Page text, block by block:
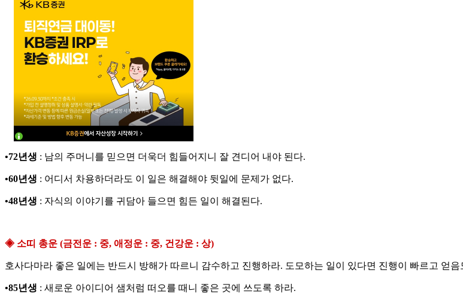
•72년생 : 남의 주머니를 믿으면 더욱더 힘들어지니 잘 견디어 내야 된다.
•60년생 : 어디서 차용하더라도 이 일은 해결해야 뒷일에 문제가 없다.
•48년생 : 자식의 이야기를 귀담아 들으면 힘든 일이 해결된다.
◈ 소띠 총운 (금전운 : 중, 애정운 : 중, 건강운 : 상)
호사다마라 좋은 일에는 반드시 방해가 따르니 감수하고 진행하라. 도모하는 일이 있다면 진행이 빠르고 얻
•85년생 : 새로운 아이디어 샘처럼 떠오를 때니 좋은 곳에 쓰도록 하라.